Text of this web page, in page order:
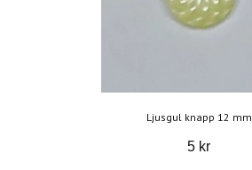
Ljusgul knapp 12 mm
5 kr